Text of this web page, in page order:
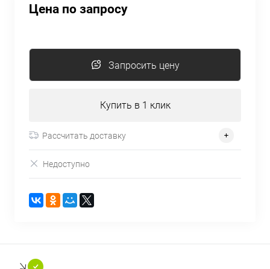
Цена по запросу
Запросить цену
Купить в 1 клик
Рассчитать доставку
Недоступно